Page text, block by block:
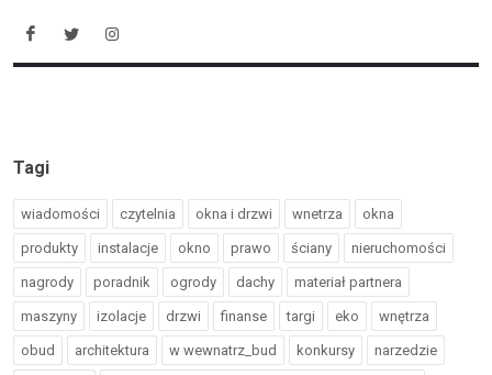
Tagi
wiadomości czytelnia okna i drzwi wnetrza okna
produkty instalacje okno prawo ściany nieruchomości
nagrody poradnik ogrody dachy materiał partnera
maszyny izolacje drzwi finanse targi eko wnętrza
obud architektura w wewnatrz_bud konkursy narzedzie